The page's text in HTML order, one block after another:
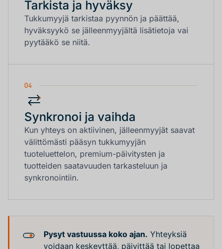
Tarkista ja hyväksy
Tukkumyyjä tarkistaa pyynnön ja päättää,
hyväksyykö se jälleenmyyjältä lisätietoja vai
pyytääkö se niitä.
04
Synkronoi ja vaihda
Kun yhteys on aktiivinen, jälleenmyyjät saavat
välittömästi pääsyn tukkumyyjän
tuoteluettelon, premium-päivitysten ja
tuotteiden saatavuuden tarkasteluun ja
synkronointiin.
Pysyt vastuussa koko ajan. Yhteyksiä
voidaan keskeyttää, päivittää tai lopettaa